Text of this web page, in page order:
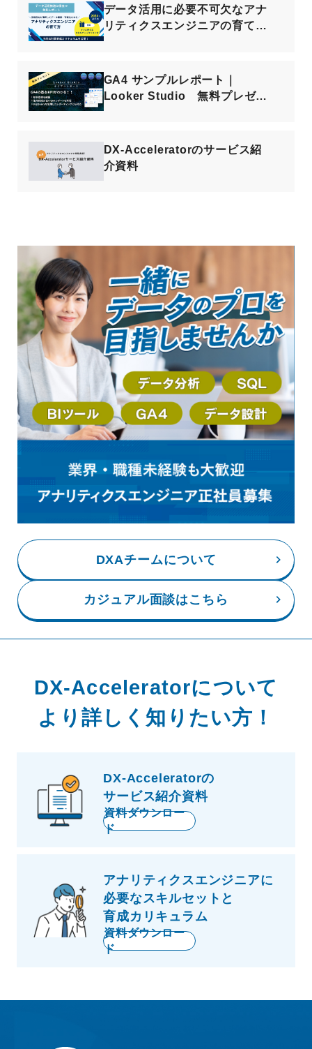
データ活用に必要不可欠なアナ
リティクスエンジニアの育て
方！ スキルリスト＆カリキュ
GA4 サンプルレポート｜
Looker Studio 無料プレゼン
ト
DX-Acceleratorのサービス紹
介資料
DXAチームについて
カジュアル面談はこちら
DX-Acceleratorについて
より詳しく知りたい方！
DX-Acceleratorの
サービス紹介資料
資料ダウンロー
ド
アナリティクスエンジニアに
必要なスキルセットと
育成カリキュラム
資料ダウンロー
ド